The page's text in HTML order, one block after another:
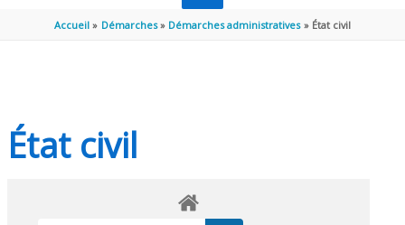
PRINCIPAL
Accueil Démarches Démarches administratives État civil
État civil